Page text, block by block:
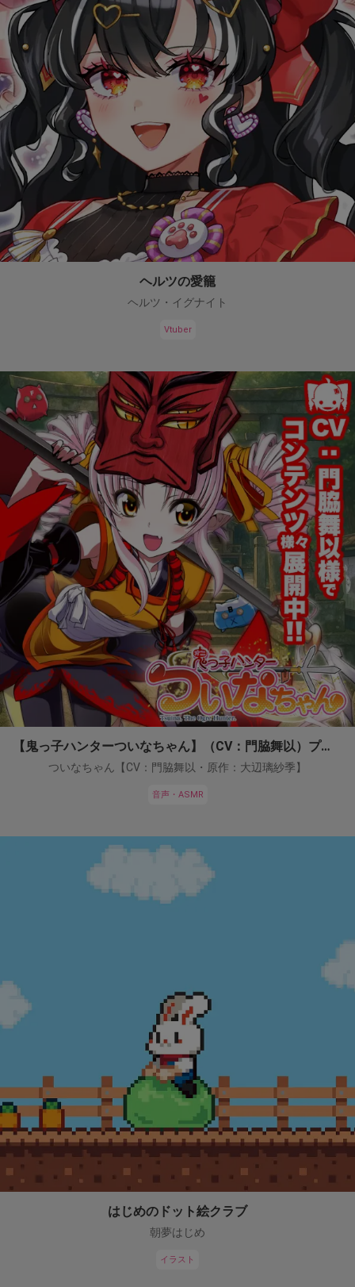
ヘルツの愛籠
ヘルツ・イグナイト
Vtuber
【鬼っ子ハンターついなちゃん】（CV：門脇舞以）プロジェクト！
ついなちゃん【CV：門脇舞以・原作：大辺璃紗季】
音声・ASMR
はじめのドット絵クラブ
朝夢はじめ
イラスト